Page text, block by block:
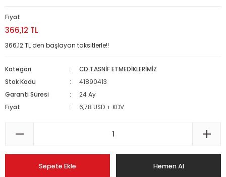
Fiyat
366,12 TL
366,12 TL den başlayan taksitlerle!!
Kategori
CD TASNİF ETMEDİKLERİMİZ
Stok Kodu
41890413
Garanti Süresi
24 Ay
Fiyat
6,78 USD + KDV
Sepete Ekle Hemen Al